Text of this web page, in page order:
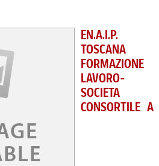
EN.A.I.P.
TOSCANA
FORMAZIONE
LAVORO-
SOCIETA
CONSORTILE A